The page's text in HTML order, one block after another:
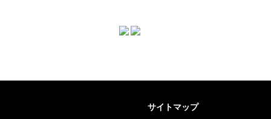
サイトマップ